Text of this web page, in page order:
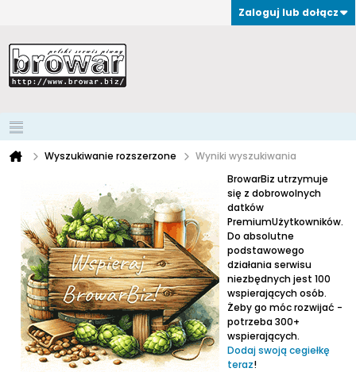
Zaloguj lub dołącz
Wyszukiwanie rozszerzone
Wyniki wyszukiwania
BrowarBiz utrzymuje
się z dobrowolnych
datków
PremiumUżytkowników.
Do absolutne
podstawowego
działania serwisu
niezbędnych jest 100
wspierających osób.
Żeby go móc rozwijać -
potrzeba 300+
wspierających.
Dodaj swoją cegiełkę
teraz!